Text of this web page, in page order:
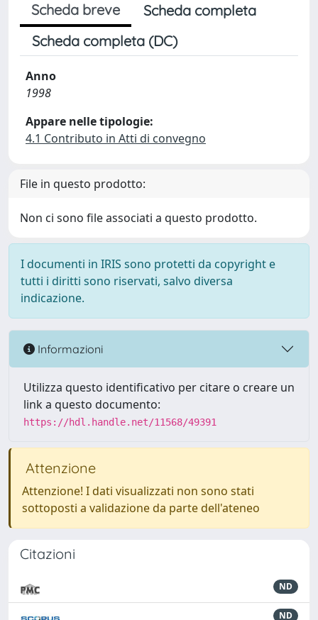
Scheda breve
Scheda completa
Scheda completa (DC)
Anno
1998
Appare nelle tipologie:
4.1 Contributo in Atti di convegno
File in questo prodotto:
Non ci sono file associati a questo prodotto.
I documenti in IRIS sono protetti da copyright e
tutti i diritti sono riservati, salvo diversa
indicazione.
Informazioni
Utilizza questo identificativo per citare o creare un
link a questo documento:
https://hdl.handle.net/11568/49391
Attenzione
Attenzione! I dati visualizzati non sono stati
sottoposti a validazione da parte dell'ateneo
Citazioni
ND
ND